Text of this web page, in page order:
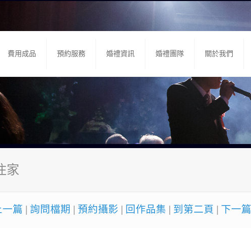
費用成品 預約服務 婚禮資訊 婚禮團隊 關於我們
家
一篇 詢問檔期 預約攝影 回作品集 到第二頁
下一篇